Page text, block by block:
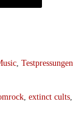
Testpressungen
extinct cults